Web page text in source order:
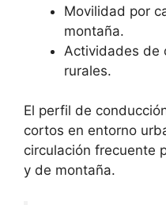
Movilidad por
montaña.
Actividades de
rurales.
El perfil de
cortos en entorno
circulación frecuente
y de montaña.